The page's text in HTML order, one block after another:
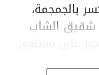
بالجمجمة،
شقيق الشاب
على مستوى